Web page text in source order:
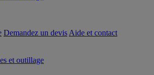
Demandez un devis Aide et contact
et outillage